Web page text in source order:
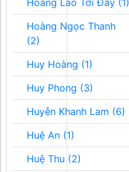
Hoàng Lão Tới Đây (1)
Hoàng Ngọc Thanh
(2)
Huy Hoàng (1)
Huy Phong (3)
Huyễn Khanh Lam (6)
Huệ An (1)
Huệ Thu (2)